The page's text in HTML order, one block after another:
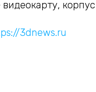
3dnews.ru